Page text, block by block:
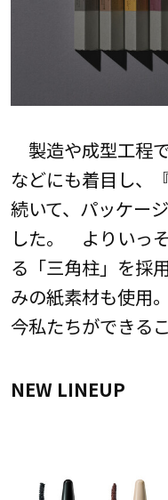
製造や成型工程
などにも着目し、
続いて、パッケー
した。 よりいっ
る「三角柱」を採
みの紙素材も使用
今私たちができる
NEW LINEUP